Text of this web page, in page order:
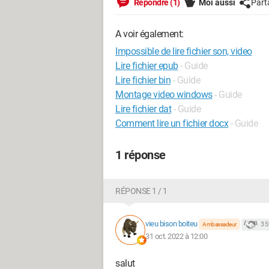
Répondre (1) Moi aussi
A voir également:
Impossible de lire fichier son, video
Lire fichier epub- Guide
Lire fichier bin - Guide
Montage video windows- Guide
Lire fichier dat - Guide
Comment lire un fichier docx - Guide
1 réponse
RÉPONSE 1 / 1
vieu bison boiteu Ambassadeur 3
31 oct. 2022 à 12:00
salut